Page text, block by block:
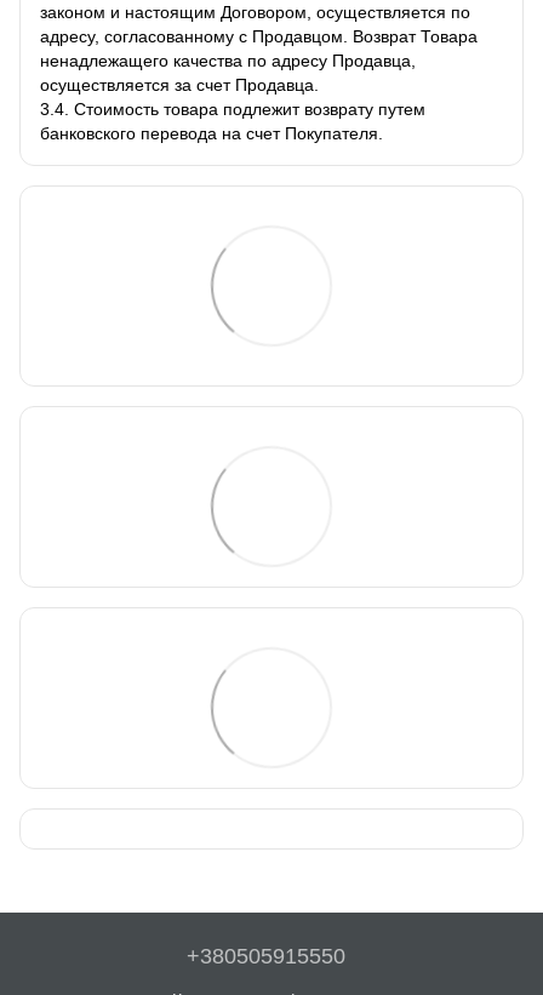
законом и настоящим Договором, осуществляется по
адресу, согласованному с Продавцом. Возврат Товара
ненадлежащего качества по адресу Продавца,
осуществляется за счет Продавца.
3.4. Стоимость товара подлежит возврату путем
банковского перевода на счет Покупателя.
+380505915550